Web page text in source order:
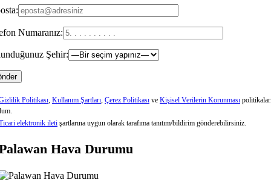
Numaranız:
Şehir:
Politikası Kullanım Şartları Çerez Politikası ve Kişisel Verilerin Korunması
elektronik ileti şartlarına uygun olarak tarafıma tanıtım/bildirim gönderebilirsiniz.
Hava Durumu